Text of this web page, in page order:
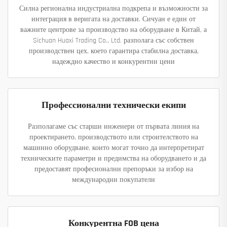
Силна регионална индустриална подкрепа и възможности за
интеграция в веригата на доставки. Сичуан е един от
важните центрове за производство на оборудване в Китай, а
Sichuan Huaxi Trading Co., Ltd. разполага със собствен
производствен цех, което гарантира стабилна доставка,
надеждно качество и конкурентни цени
Профессионални технически екипи
Разполагаме със старши инженери от първата линия на
проектирането, производството или строителството на
машинно оборудване, които могат точно да интерпретират
техническите параметри и предимства на оборудването и да
предоставят професионални препоръки за избор на
международни покупатели
Конкурентна FOB цена